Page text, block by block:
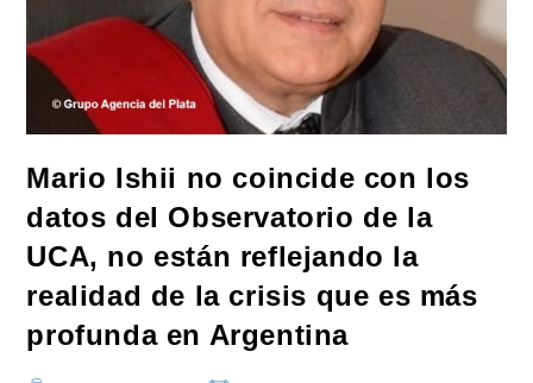
Se
Convirtió
En
Epicentro
De
Educación
Global
Mario Ishii no coincide con los
datos del Observatorio de la
UCA, no están reflejando la
realidad de la crisis que es más
profunda en Argentina